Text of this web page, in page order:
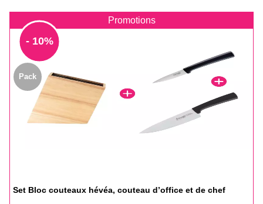
Promotions
- 10%
Set Bloc couteaux hévéa, couteau d’office et de chef
Pack